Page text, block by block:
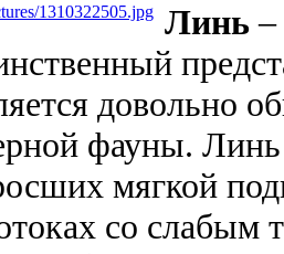
Линь–
довольно
фауны. Линь
мягкой
со слабым